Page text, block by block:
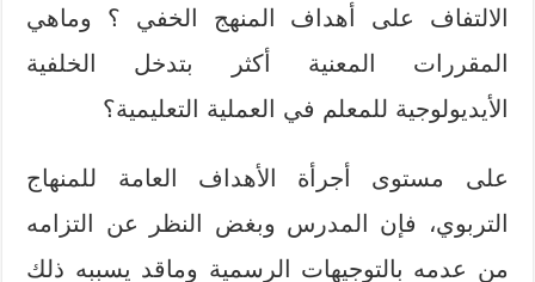
الالتفاف على أهداف المنهج الخفي ؟ وماهي
المقررات المعنية أكثر بتدخل الخلفية
الأيديولوجية للمعلم في العملية التعليمية؟
على مستوى أجرأة الأهداف العامة للمنهاج
التربوي، فإن المدرس وبغض النظر عن التزامه
من عدمه بالتوجيهات الرسمية وماقد يسببه ذلك